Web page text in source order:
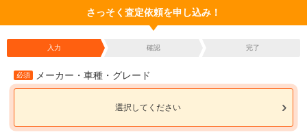
さっそく査定依頼を申し込み！
入力 確認 完了
必須 メーカー・車種・グレード
選択してください